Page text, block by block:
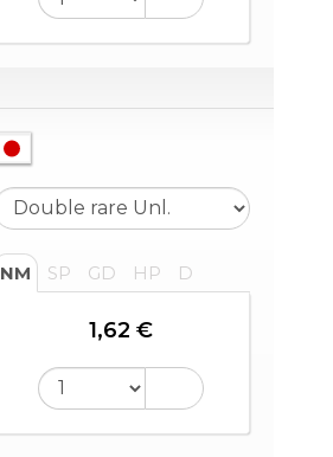
NM SP GD HP D
1,62 €